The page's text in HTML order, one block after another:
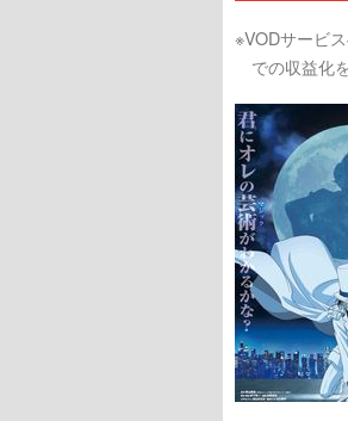
※VODサービ
での収益化